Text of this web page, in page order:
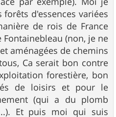
d'essences variées
de rois de France
(non, je ne
aménagées de chemins
Ca serait bon contre
forestière, bon
de loisirs et pour le
(qui a du plomb
Et puis moi qui suis